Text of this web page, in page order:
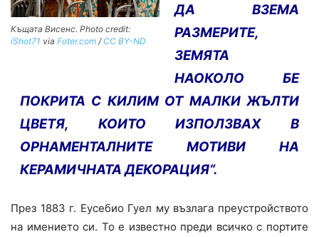
Къщата Висенс. Photo credit:
iShot71 via Foter.com / CC BY-ND
ДА ВЗЕМА
РАЗМЕРИТЕ,
ЗЕМЯТА
НАОКОЛО БЕ
ПОКРИТА С КИЛИМ ОТ МАЛКИ ЖЪЛТИ
ЦВЕТЯ, КОИТО ИЗПОЛЗВАХ В
ОРНАМЕНТАЛНИТЕ МОТИВИ НА
КЕРАМИЧНАТА ДЕКОРАЦИЯ“.
През 1883 г. Еусебио Гуел му възлага преустройството
на имението си. То е известно преди всичко с портите